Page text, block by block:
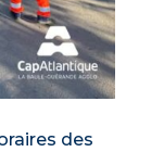
des